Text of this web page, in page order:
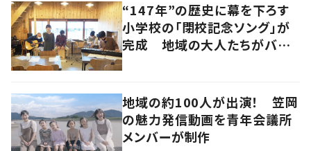
“147年”の歴史に幕を下ろす
小学校の「閉校記念ソング」が
完成 地域の大人たちがバン
地域の約100人が出演！ 笠岡
の魅力発信動画を青年会議所
メンバーが制作